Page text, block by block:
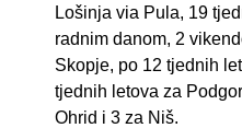
Lošinja via Pula, 19
radnim danom, 2
Skopje, po 12 tjednih
tjednih letova za
Ohrid i 3 za Niš.